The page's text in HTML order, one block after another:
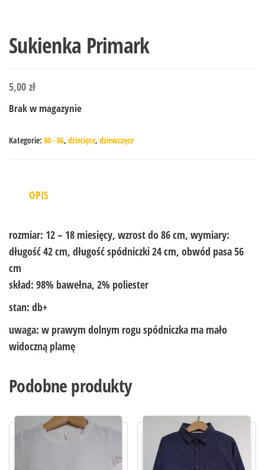
Sukienka Primark
5,00 zł
Brak w magazynie
Kategorie: 80 - 86, dziecięce, dziewczęce
OPIS
rozmiar: 12 – 18 miesięcy, wzrost do 86 cm, wymiary:
długość 42 cm, długość spódniczki 24 cm, obwód pasa 56
cm
skład: 98% bawełna, 2% poliester
stan: db+
uwaga: w prawym dolnym rogu spódniczka ma mało
widoczną plamę
Podobne produkty